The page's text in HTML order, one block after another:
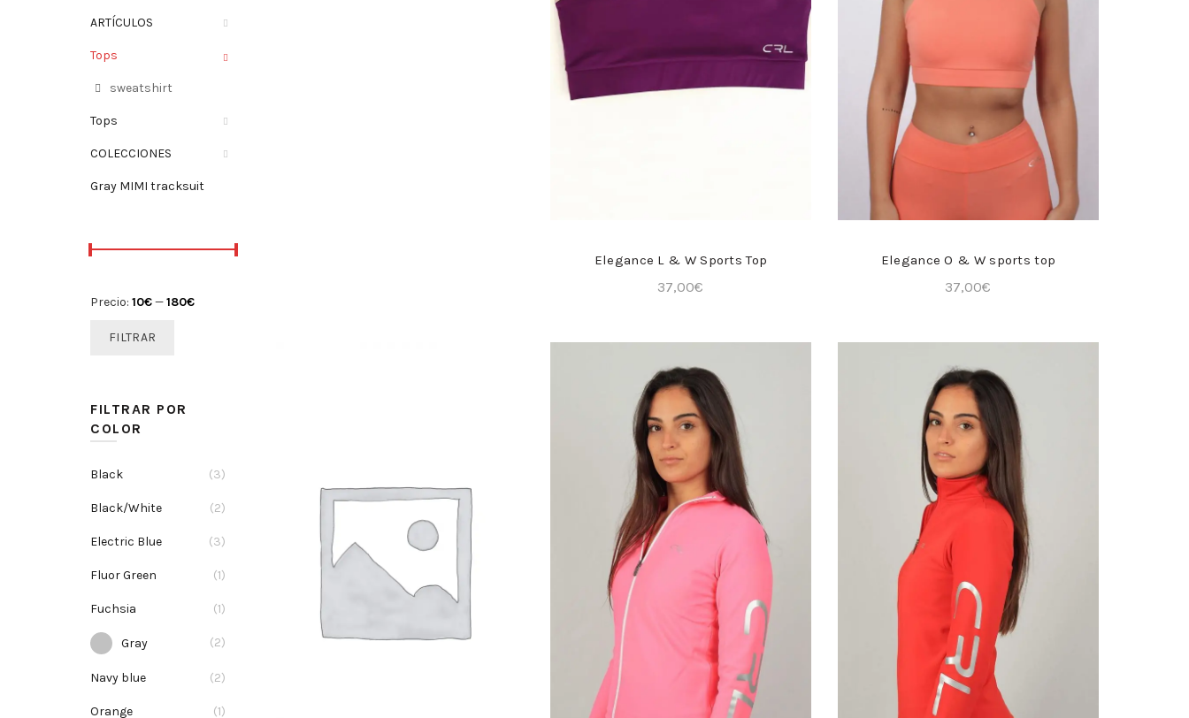
Elegance L & W Sports Top
37,00€
Elegance O & W sports top
37,00€
ARTÍCULOS
Tops
sweatshirt
Tops
COLECCIONES
Gray MIMI tracksuit
Precio
Precio
FILTRAR
Precio: 10€—180€
FILTRAR POR
COLOR
Black (3)
Black/White (2)
Electric Blue (3)
Fluor Green (1)
Fuchsia (1)
Gray (2)
Navy blue (2)
Orange (1)